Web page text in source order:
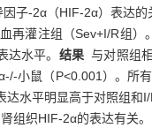
子-2α（HIF-2α）表达的
灌注组（Sev+I/R组
水平。 结果与对照组相
小鼠（P<0.001）。所
水平明显高于对照组
组织HIF-2α的表达有关。